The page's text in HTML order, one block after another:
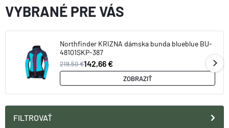
VYBRANÉ PRE VÁS
Northfinder KRIZNA dámska bunda blueblue BU-
48101SKP-387
219,50 €142,66 €
ZOBRAZIŤ
FILTROVAŤ